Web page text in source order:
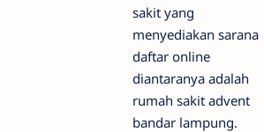
sakit yang
menyediakan sarana
daftar online
diantaranya adalah
rumah sakit advent
bandar lampung.